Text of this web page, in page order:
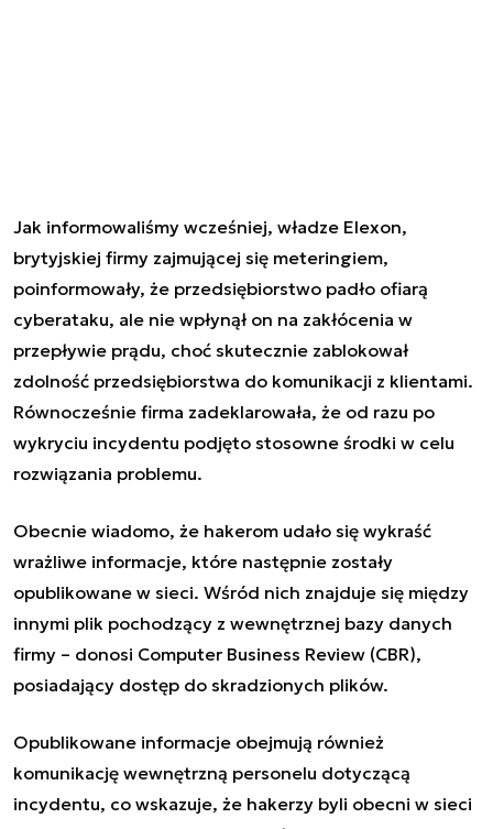
Jak informowaliśmy wcześniej, władze Elexon,
brytyjskiej firmy zajmującej się meteringiem,
poinformowały, że przedsiębiorstwo padło ofiarą
cyberataku, ale nie wpłynął on na zakłócenia w
przepływie prądu, choć skutecznie zablokował
zdolność przedsiębiorstwa do komunikacji z klientami.
Równocześnie firma zadeklarowała, że od razu po
wykryciu incydentu podjęto stosowne środki w celu
rozwiązania problemu.
Obecnie wiadomo, że hakerom udało się wykraść
wrażliwe informacje, które następnie zostały
opublikowane w sieci. Wśród nich znajduje się między
innymi plik pochodzący z wewnętrznej bazy danych
firmy – donosi Computer Business Review (CBR),
posiadający dostęp do skradzionych plików.
Opublikowane informacje obejmują również
komunikację wewnętrzną personelu dotyczącą
incydentu, co wskazuje, że hakerzy byli obecni w sieci